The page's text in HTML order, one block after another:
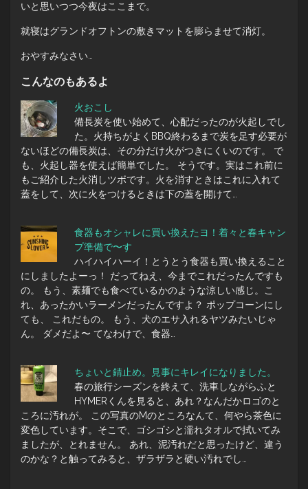
いと思いつつ今夜はここまで。
就寝はグランドオフトンの敷きマットを膨らませて消灯。
おやすみなさい…
こんなのもあるよ
火おこし
備長炭を使い始めて、心配だったのが火起しでし
た。火持ちがよくBBQ終わるまで炭を足す必要が
ないほどの備長炭は、その分だけ火がつきにくいのです。 で
も、火起し器を使えば簡単でした。 そうです。実はこれ前に
もご紹介した火消しツボです。火を消すときはこれに入れて
蓋をして、次に火をつけるときは下の蓋を開けて…
食器もオシャレに買い換えたヨ！着々と春キャン
プ準備で〜す
ハイハイハーイ！とうとう食器も買い換えること
にしましたよーっ！ だってねえ、今までこれだったんですも
の。 もう、素麺でも食べているかのような涼しい感じ。こ
れ、あったかいラーメンだったんですよ？ ポップコーンにし
ても、 これだもの。 もう、犬のエサ入れるヤツみたいじゃ
ん。 ダメだよ〜 てなわけで、食器…
ちょいと錆止め。見事にキレイになりました。
春の旅行シーズンを終えて、洗車しながらふと
HYMERくんを見ると、あれ？なんだかロゴのと
ころに汚れが。 この写真のMのところなんて、何やら茶色に
変色しています。そこで、ゴシゴシと濡れタオルで拭いてみ
ましたが、とれません。 あれ、泥汚れだと思ったけど、違う
のかな？と触ってみると、ザラザラと硬い汚れでし…